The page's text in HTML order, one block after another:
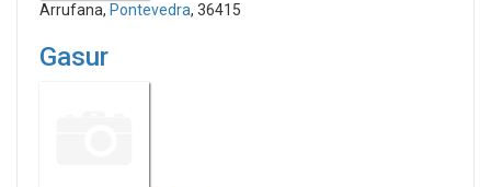
Arrufana, Pontevedra, 36415
Gasur